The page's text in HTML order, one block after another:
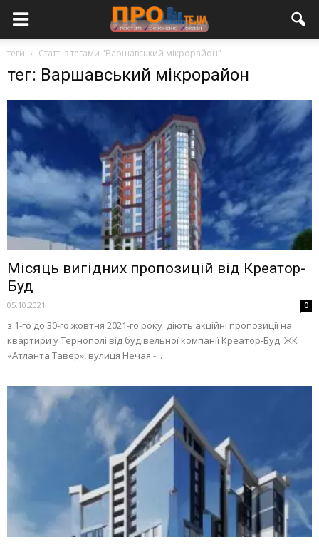
теги Статті з тегами "Варшавський мікрорайон"
тег: Варшавський мікрорайон
Місяць вигідних пропозицій від Креатор-
Буд
05.10.2021 0
з 1-го до 30-го жовтня 2021-го року діють акційні пропозиції на
квартири у Тернополі від будівельної компанії Креатор-Буд: ЖК
«Атланта Тавер», вулиця Нечая -...